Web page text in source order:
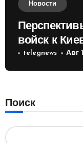
Новости
войск к
России
telegnews Авг
Поиск